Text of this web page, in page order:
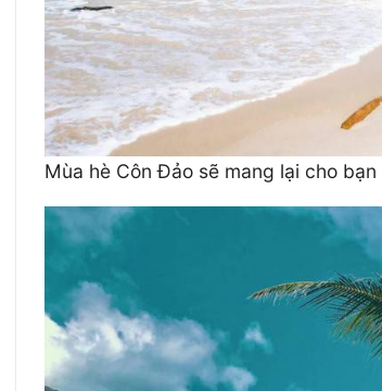
Mùa hè Côn Đảo sẽ mang lại cho